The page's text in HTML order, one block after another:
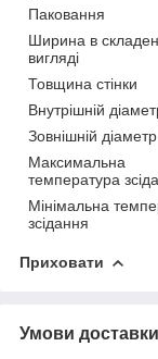
Паковання
Ширина в
вигляді
Товщина стінки
Внутрішній
Зовнішній діаметр
Максимальна
температура
Мінімальна
зсідання
Приховати
Умови доставки